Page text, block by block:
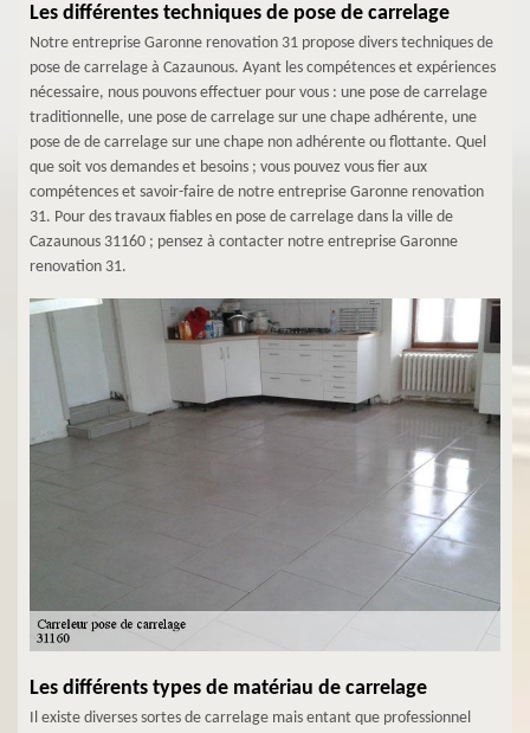
Les différentes techniques de pose de carrelage
Notre entreprise Garonne renovation 31 propose divers techniques de
pose de carrelage à Cazaunous. Ayant les compétences et expériences
nécessaire, nous pouvons effectuer pour vous : une pose de carrelage
traditionnelle, une pose de carrelage sur une chape adhérente, une
pose de de carrelage sur une chape non adhérente ou flottante. Quel
que soit vos demandes et besoins ; vous pouvez vous fier aux
compétences et savoir-faire de notre entreprise Garonne renovation
31. Pour des travaux fiables en pose de carrelage dans la ville de
Cazaunous 31160 ; pensez à contacter notre entreprise Garonne
renovation 31.
Les différents types de matériau de carrelage
Il existe diverses sortes de carrelage mais entant que professionnel